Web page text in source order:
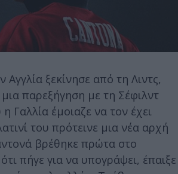
Αγγλία ξεκίνησε από τη Λιντς,
παρεξήγηση με τη Σέφιλντ
Γαλλία έμοιαζε να τον έχει
του πρότεινε μια νέα αρχή
βρέθηκε πρώτα στο
πήγε για να υπογράψει, έπαιξε